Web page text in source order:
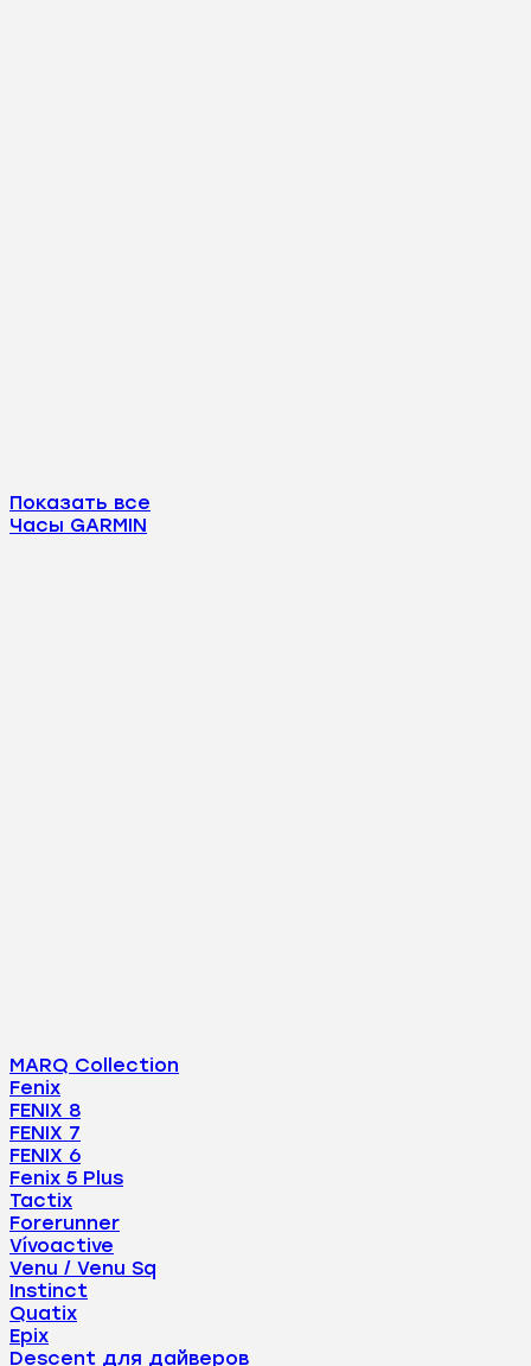
Показать все
Часы GARMIN
MARQ Collection
Fenix
FENIX 8
FENIX 7
FENIX 6
Fenix 5 Plus
Tactix
Forerunner
Vívoactive
Venu / Venu Sq
Instinct
Quatix
Epix
Descent для дайверов